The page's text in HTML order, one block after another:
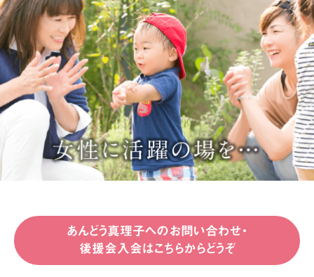
あんどう真理子へのお問い合わせ・
後援会入会はこちらからどうぞ